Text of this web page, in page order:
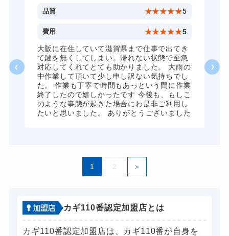
金庫カギ修理 11,000円～(税込)
8,800円～(税込)
ドアノブカギ開け 10,780円～(税込)
ドアノブカギ作成 8,800円～(税込)
ドアノブカギ交換 11,000円～(税込)
品質 ★★★★★5
費用 ★★★★★5
大阪に在住していて滋賀県まで仕事で出てき
て鍵を無くしてしまい。帰れない状態で至急
対応してくれてとても助かりました。 大雨の
中作業して頂いて少し申し訳ない気持ちでし
た。 作業も丁寧で時間もあっという間に作業
終了したので嬉しかったです 今後も、もしこ
のような事態が起きた場合にわ是非ご利用し
たいと思いました。 ありがとうございました
1 2
カギ110番認定加盟店とは
カギ110番認定加盟店は、カギ110番が自身を